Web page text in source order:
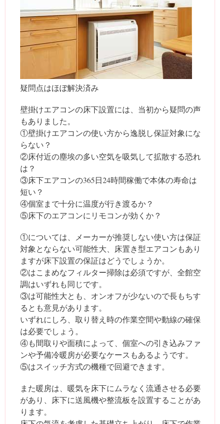
疑問点はほぼ解決済み
壁掛けエアコンの床下設置には、当初から疑問の声
もありました。
①壁掛けエアコンの使い方から逸脱し保証対象にな
らない？
②床付近の塵埃の多い空気を吸気して拡散する恐れ
は？
③床下エアコンの365日24時間稼働で本体の寿命は
短い？
④個室まで十分に温度が行き渡るか？
⑤床下のエアコンにリモコンが効くか？
①については、メーカーが推奨しない使い方は保証
対象とならない可能性大、床置き型エアコンもあり
ますが床下設置の保証はどうでしょうか。
②はこまめなフィルター掃除は必須ですが、全館空
調はいずれも同じです。
③は可能性大とも、オンオフが少ないので長もちす
るとも意見があります。
いずれにしろ、取り替え時の作業空間や動線の確保
は必要でしょう。
④も間取りや面積によって、個室への引き込みファ
ンや予備冷暖房が必要なケースもあるようです。
⑤はスイッチ方式の機種で回避できます。
また暖房は、暖気を床下にムラなく流通させる必要
があり、床下に送風機や整流板を設置することがあ
ります。